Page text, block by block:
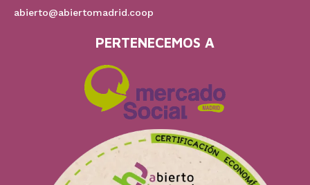
abierto@abiertomadrid.coop
PERTENECEMOS A